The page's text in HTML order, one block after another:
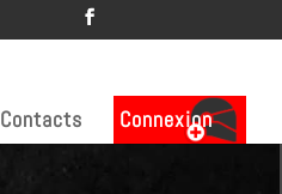
Contacts Connexion